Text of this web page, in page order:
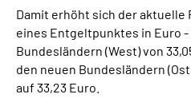
Inhalte in Gebärdensprache
Leichte Sprache
Damit erhöht sich der aktuelle
eines Entgeltpunktes in Euro -
Bundesländern (West) von
den neuen Bundesländern
auf 33,23 Euro.